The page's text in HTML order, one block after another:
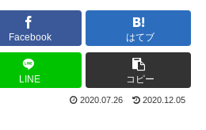
Facebook はてブ
LINE コピー
2020.07.26 2020.12.05